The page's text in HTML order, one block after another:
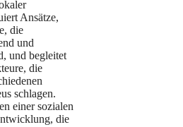
Ansätze,
die
und
und begleitet
die
schlagen.
einer sozialen
die